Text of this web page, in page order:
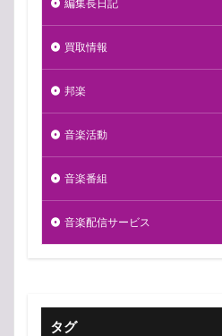
編集長日記
買取情報
邦楽
音楽活動
音楽番組
音楽配信サービス
タグ